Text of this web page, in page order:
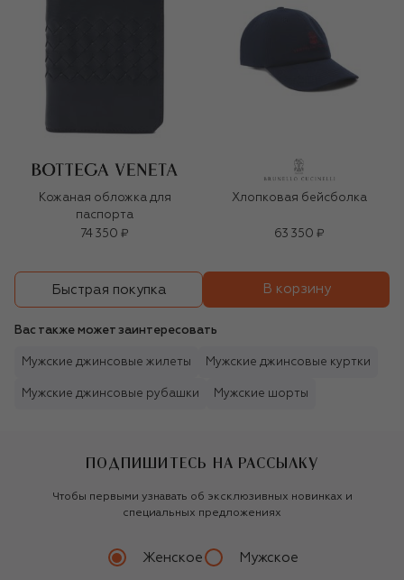
Кожаная обложка для
паспорта
74 350 ₽
Хлопковая бейсболка
63 350 ₽
Быстрая покупка В корзину
Вас также может заинтересовать
Мужские джинсовые жилеты Мужские джинсовые куртки
Мужские джинсовые рубашки Мужские шорты
ПОДПИШИТЕСЬ НА РАССЫЛКУ
Чтобы первыми узнавать об эксклюзивных новинках и
специальных предложениях
Женское Мужское